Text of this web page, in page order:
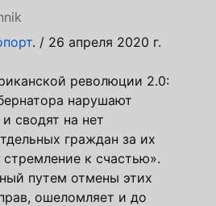
. / 26 апреля 2020 г.
революции 2.0:
нарушают
сводят на нет
граждан за их
к счастью».
путем отмены этих
ошеломляет и до